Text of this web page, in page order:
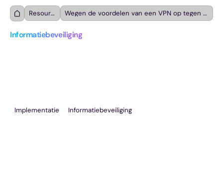
Resources Wegen de voordelen van een VPN op tegen de nadelen?
Informatiebeveiliging
Implementatie Informatiebeveiliging